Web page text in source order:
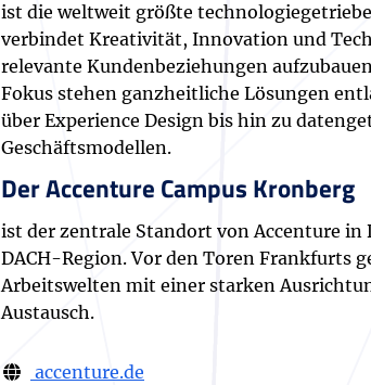
ist die weltweit größte
verbindet Kreativität, Innovation und
relevante Kundenbeziehungen
Fokus stehen ganzheitliche Lösungen
über Experience Design bis hin zu
Geschäftsmodellen.
Der Accenture Campus Kronberg
ist der zentrale Standort von Accenture in
DACH-Region. Vor den Toren Frankfurts
Arbeitswelten mit einer starken
Austausch.
accenture.de